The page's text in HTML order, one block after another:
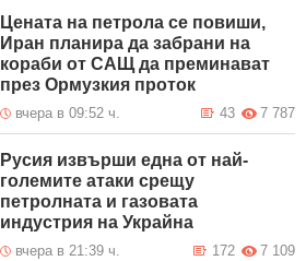
Цената на петрола се повиши,
Иран планира да забрани на
кораби от САЩ да преминават
през Ормузкия проток
вчера в 09:52 ч. 7 787
43
Русия извърши една от най-
големите атаки срещу
петролната и газовата
индустрия на Украйна
вчера в 21:39 ч. 7 109
172